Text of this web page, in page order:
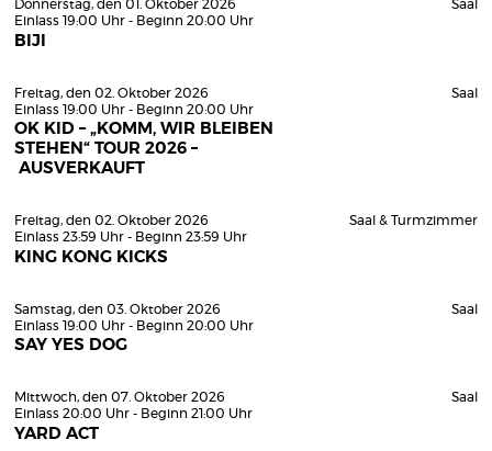
Donnerstag, den 01. Oktober 2026
Einlass 19:00 Uhr - Beginn 20:00 Uhr
BIJI
Saal
Freitag, den 02. Oktober 2026
Einlass 19:00 Uhr - Beginn 20:00 Uhr
OK KID – „KOMM, WIR BLEIBEN
STEHEN“ TOUR 2026 –
AUSVERKAUFT
Saal
Freitag, den 02. Oktober 2026
Einlass 23:59 Uhr - Beginn 23:59 Uhr
KING KONG KICKS
Saal & Turmzimmer
Samstag, den 03. Oktober 2026
Einlass 19:00 Uhr - Beginn 20:00 Uhr
SAY YES DOG
Saal
Mittwoch, den 07. Oktober 2026
Einlass 20:00 Uhr - Beginn 21:00 Uhr
YARD ACT
Saal